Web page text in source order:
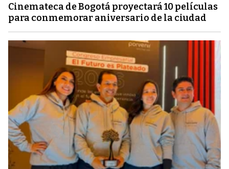
Cinemateca de Bogotá proyectará 10 películas
para conmemorar aniversario de la ciudad